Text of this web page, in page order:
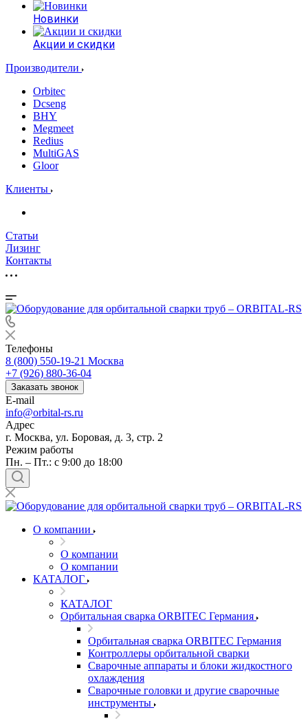
Новинки
Акции и скидки
Производители
Orbitec
Dcseng
BHY
Megmeet
Redius
MultiGAS
Gloor
Клиенты
Статьи
Лизинг
Контакты
Телефоны
8 (800) 550-19-21 Москва
+7 (926) 880-36-04
Заказать звонок
E-mail
info@orbital-rs.ru
Адрес
г. Москва, ул. Боровая, д. 3, стр. 2
Режим работы
Пн. – Пт.: с 9:00 до 18:00
О компании
О компании
О компании
КАТАЛОГ
КАТАЛОГ
Орбитальная сварка ORBITEC Германия
Орбитальная сварка ORBITEC Германия
Контроллеры орбитальной сварки
Сварочные аппараты и блоки жидкостного
охлаждения
Сварочные головки и другие сварочные
инструменты